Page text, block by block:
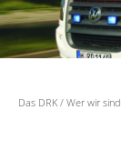
Das DRK Wer wir sind